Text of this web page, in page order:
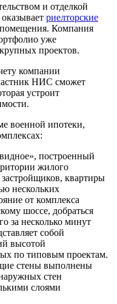
и отделкой
риелторские
Компания
уже
проектов.
компании
НИС сможет
устроит
военной ипотеки,
построенный
жилого
застройщиков, квартиры
нескольких
от комплекса
шоссе, добраться
за несколько минут
собой
высотой
по типовым проектам.
стены выполнены
стен
слоями